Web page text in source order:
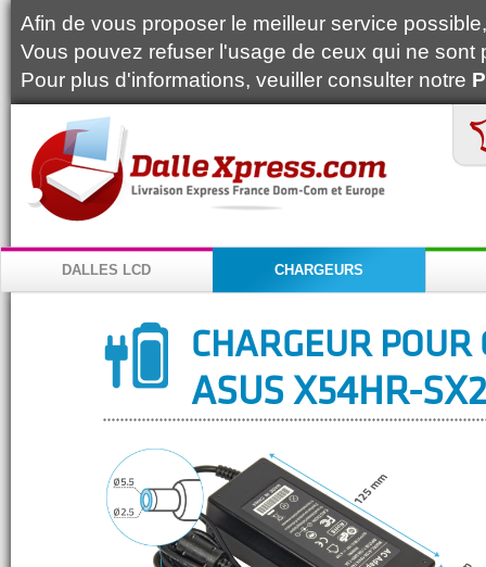
Afin de vous proposer le meilleur service
Vous pouvez refuser l'usage de ceux qui ne
Pour plus d'informations, veuiller consulter notre
DALLES LCD CHARGEURS
CHARGEUR
ASUS X54HR-